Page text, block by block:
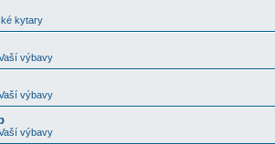
kytary
výbavy
výbavy
výbavy